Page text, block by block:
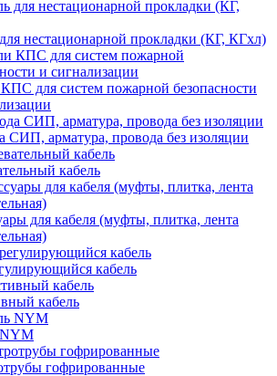
нестационарной прокладки (КГ, КГхл)
для систем пожарной безопасности
СИП, арматура, провода без изоляции
кабель
для кабеля (муфты, плитка, лента
кабель
кабель
гофрированные